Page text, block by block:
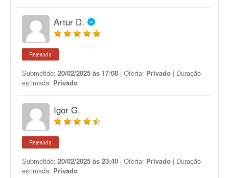
Artur D.
Rejeitada
Submetido: 20/02/2025 às 17:08 | Oferta: Privado | Duração
estimada: Privado
Igor G.
Rejeitada
Submetido: 20/02/2025 às 23:40 | Oferta: Privado | Duração
estimada: Privado